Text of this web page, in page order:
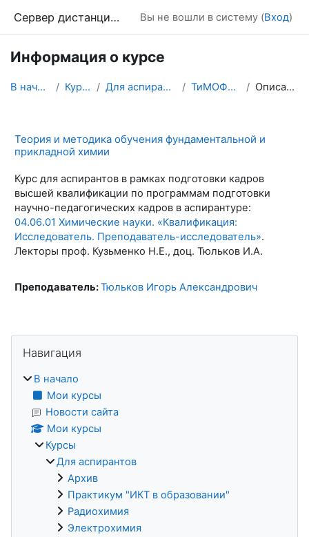
Сервер дистанционного обучения Химического факультета МГУ Вы не вошли в систему (Вход)
Информация о курсе
В начало Курсы Для аспирантов ТиМОФиПХ Описание
Теория и методика обучения фундаментальной и
прикладной химии
Курс для аспирантов в рамках подготовки кадров
высшей квалификации по программам подготовки
научно-педагогических кадров в аспирантуре:
04.06.01 Химические науки. «Квалификация:
Исследователь. Преподаватель-исследователь».
Лекторы проф. Кузьменко Н.Е., доц. Тюльков И.А.
Преподаватель:Тюльков Игорь Александрович
Блоки
Навигация
В начало
Мои курсы
Новости сайта
Мои курсы
Курсы
Для аспирантов
Архив
Практикум "ИКТ в образовании"
Радиохимия
Электрохимия